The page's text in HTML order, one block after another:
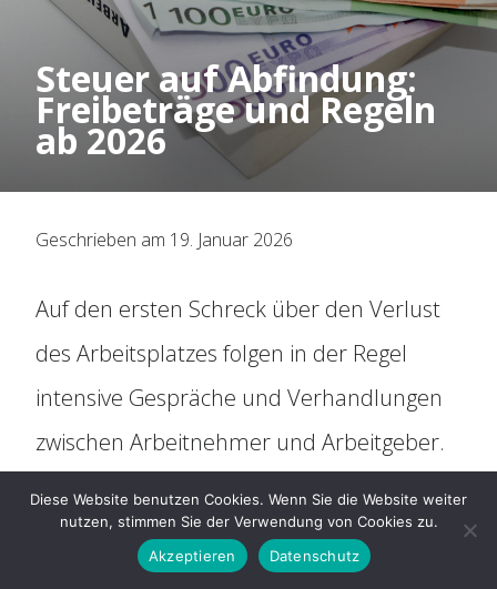
Newsletter
Organisation
Mitbestimmung
Social Media
Für Arbeitnehmer
Rechtsberatung
Steuer auf Abfindung:
Freibeträge und Regeln
ab 2026
Geschrieben am 19. Januar 2026
Auf den ersten Schreck über den Verlust
des Arbeitsplatzes folgen in der Regel
intensive Gespräche und Verhandlungen
zwischen Arbeitnehmer und Arbeitgeber.
Am Ende wird eine Abfindungsregelung
unterzeichnet – freiwillig oder bisweilen
erst nach einem Verhandlungstermin vor
Diese Website benutzen Cookies. Wenn Sie die Website weiter
nutzen, stimmen Sie der Verwendung von Cookies zu.
Akzeptieren
Datenschutz